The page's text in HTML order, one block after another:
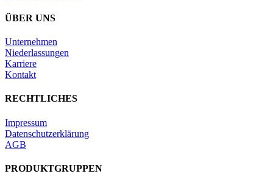
ÜBER UNS
Unternehmen
Niederlassungen
Karriere
Kontakt
RECHTLICHES
Impressum
Datenschutzerklärung
AGB
PRODUKTGRUPPEN